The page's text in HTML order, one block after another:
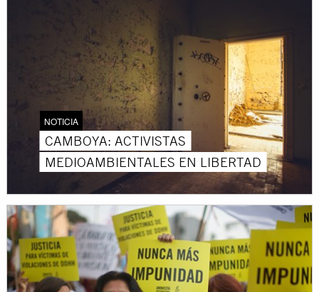
NOTICIA
CAMBOYA: ACTIVISTAS
MEDIOAMBIENTALES EN LIBERTAD